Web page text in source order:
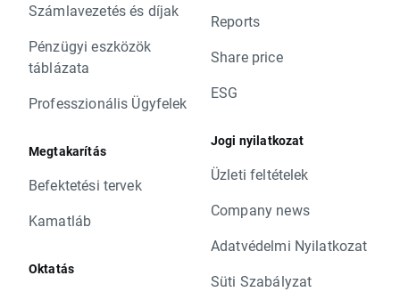
Számlavezetés és díjak
Pénzügyi eszközök
táblázata
Professzionális Ügyfelek
Megtakarítás
Befektetési tervek
Kamatláb
Oktatás
Reports
Share price
ESG
Jogi nyilatkozat
Üzleti feltételek
Company news
Adatvédelmi Nyilatkozat
Süti Szabályzat